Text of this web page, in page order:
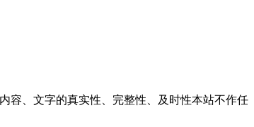
容、文字的真实性、完整性、及时性本站不作任